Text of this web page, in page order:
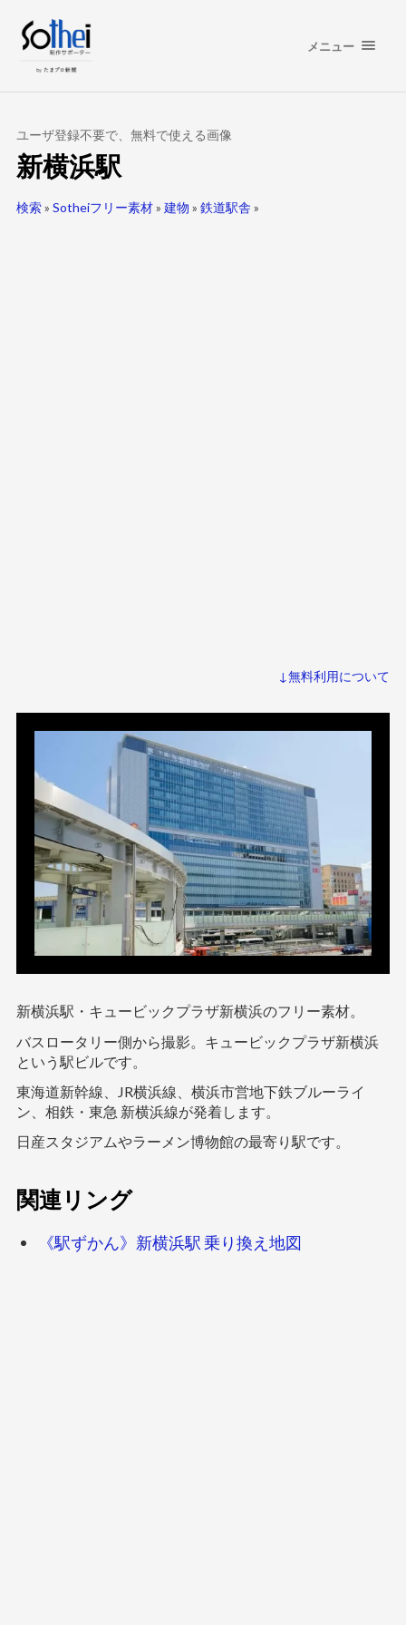
メニュー
ユーザ登録不要で、無料で使える画像
新横浜駅
検索» Sotheiフリー素材» 建物 » 鉄道駅舎 »
↓無料利用について
新横浜駅・キュービックプラザ新横浜のフリー素材。
バスロータリー側から撮影。キュービックプラザ新横浜
という駅ビルです。
東海道新幹線、JR横浜線、横浜市営地下鉄ブルーライ
ン、相鉄・東急 新横浜線が発着します。
日産スタジアムやラーメン博物館の最寄り駅です。
関連リング
《駅ずかん》新横浜駅 乗り換え地図